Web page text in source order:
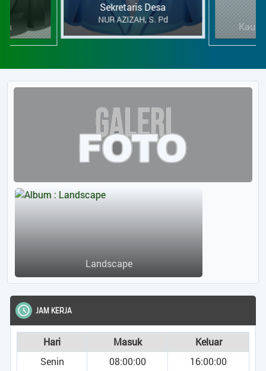
Sekretaris Desa
NUR AZIZAH, S. Pd
Kaur
Landscape
JAM KERJA
Hari Masuk
Keluar
Senin
08:00:00
16:00:00